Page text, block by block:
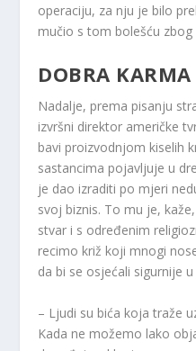
operaciju, za nju je bilo
mučio s tom bolešću
DOBRA KARMA
Nadalje, prema pisanju
izvršni direktor američke
bavi proizvodnjom kiselih
sastancima pojavljuje u
je dao izraditi po mjeri
svoj biznis. To mu je,
stvar i s određenim
recimo križ koji mnogi
da bi se osjećali sigurnije
– Ljudi su bića koja traže
Kada ne možemo lako